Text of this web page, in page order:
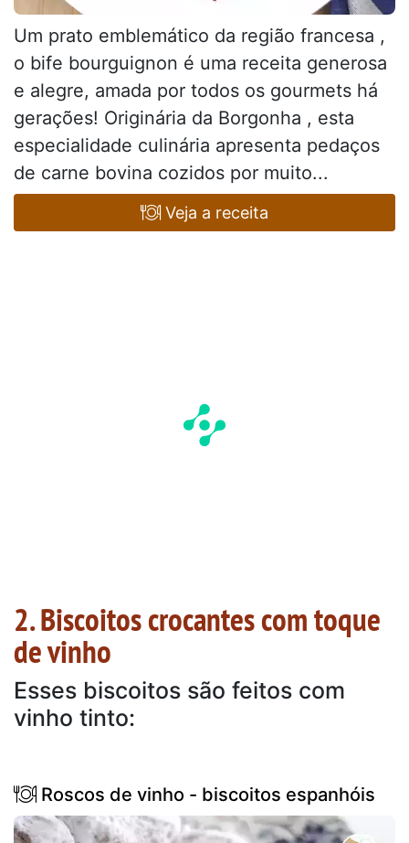
Um prato emblemático da região francesa ,
o bife bourguignon é uma receita generosa
e alegre, amada por todos os gourmets há
gerações! Originária da Borgonha , esta
especialidade culinária apresenta pedaços
de carne bovina cozidos por muito...
Veja a receita
2. Biscoitos crocantes com toque
de vinho
Esses biscoitos são feitos com
vinho tinto:
Roscos de vinho - biscoitos espanhóis